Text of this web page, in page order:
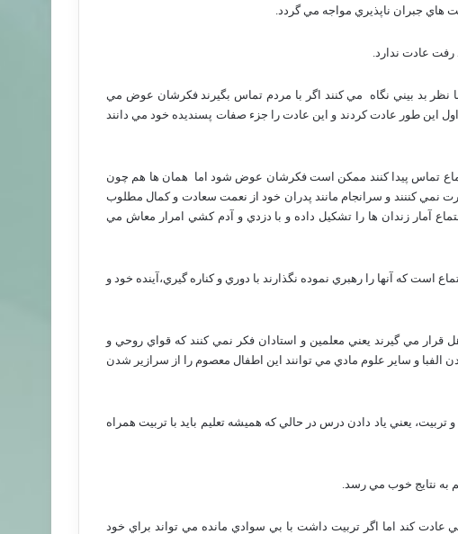
هاي جبران ناپذيري مواجه مي گردد.
رفت عادت ندارد.
بد بيني نگاه
مي كنند اگر با مردم تماس بگيرند فكرشان عوض مي
اين طور عادت كردند و اين عادت را جزء صفات پسنديده خود مي دانند
تماس پيدا كنند ممكن است فكرشان عوض شود اما همان ها هم چون
نمي كننند و سرانجام مانند پدران خود از نعمت سعادت و كمال مطلوب
آمار زندان ها را تشكيل داده و با دزدي و آدم كشي امرار معاش مي
است كه آنها را رهبري نموده نگذارند با دوري و كناره گيري،‌آينده خود و
قرار مي گيرند يعني معلمين و استادان فكر نمي كنند كه قواي روحي و
الفبا و ساير علوم مادي مي توانند اين اطفال معصوم را از سرازير شدن
يعني ياد دادن درس در حالي كه هميشه تعليم بايد با تربيت همراه
به نتايج خوب مي رسد.
كند اما اگر تربيت داشت با بي سوادي مانده مي تواند براي خود